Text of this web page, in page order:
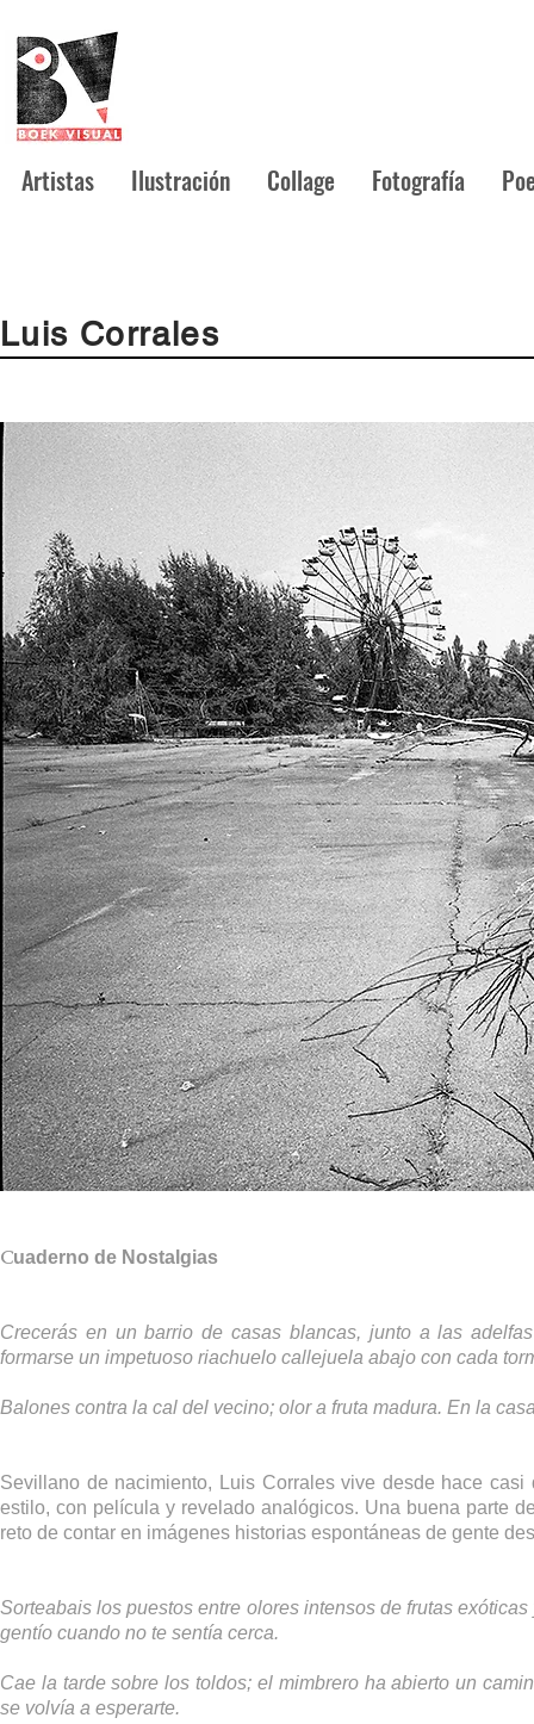
Artistas Ilustración Collage Fotografía
Luis Corrales
Cuaderno de Nostalgias
Crecerás en un barrio de casas blancas, junto a las
formarse un impetuoso riachuelo callejuela abajo con cada
Balones contra la cal del vecino; olor a fruta madura. En la
Sevillano de nacimiento, Luis Corrales vive desde hace
estilo, con película y revelado analógicos. Una buena parte
reto de contar en imágenes historias espontáneas de gente
Sorteabais los puestos entre olores intensos de frutas
gentío cuando no te sentía cerca.
Cae la tarde sobre los toldos; el mimbrero ha abierto un
se volvía a esperarte.